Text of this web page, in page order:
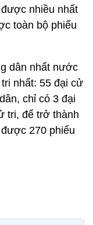
nhiều nhất
toàn bộ phiếu
dân nhất nước
nhất: 55 đại cử
chỉ có 3 đại
tri, để trở thành
270 phiếu